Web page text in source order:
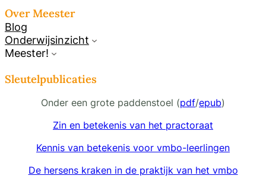
Over Meester
Blog
Onderwijsinzicht
Meester!
Sleutelpublicaties
Onder een grote paddenstoel (pdf/epub)
Zin en betekenis van het practoraat
Kennis van betekenis voor vmbo-leerlingen
De hersens kraken in de praktijk van het vmbo